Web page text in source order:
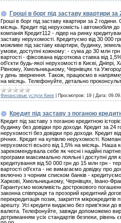
Гроші в борг під заставу квартири за
Гроші в борг під заставу квартири за 2
місяць. Кредит під нерухомість і автомобіля
компанія Кредит112 - лідер на ринку
заставу нерухомості. Кредитуємо від 30 000
можливе під заставу квартири, будинку,
умови, доступні кожному: - сума до 30 млн грн
вартості - фіксована відсоткова ставка від
об'єкти будь-якої нерухомості в Києві, Дніпрі,
Рівному, Хмельницькому, Чернівцях та
у день звернення. Також, працюємо в напрямку
на місяць. Телефонуйте, детально
Финансовые услуги Киев Просмотров: 19 Дата:
Кредит під заставу з поганою
Кредит під заставу з поганою кредитною
будинку без довідки про доходи. Кредит за 24
нерухомості без довідки про доходи. Кредит
річних. Кредит на купівлю нерухомості.
нерухомості всього від 1,5% на місяць. Наша
зарекомендувала себе як чесні і надійні
програми максимально лояльні і доступні для
кредитування від 50 000 грн до 15 млн грн -
вартості об'єкта - не вимагаємо довідку про
включно з чорним списком банків - кредитуємо
Харкові, Хмельницькому, Чернівцях, Івано-
Гарантуємо можливість дострокового
законна співпраця та прозорий кредитний
перекредитація позик, закриття мікрокредитів
арешту. Усі кредити видаємо без прив'язки
валюта. Телефонуйте, завжди допоможемо
дотриманням усіх стандартів безпеки,